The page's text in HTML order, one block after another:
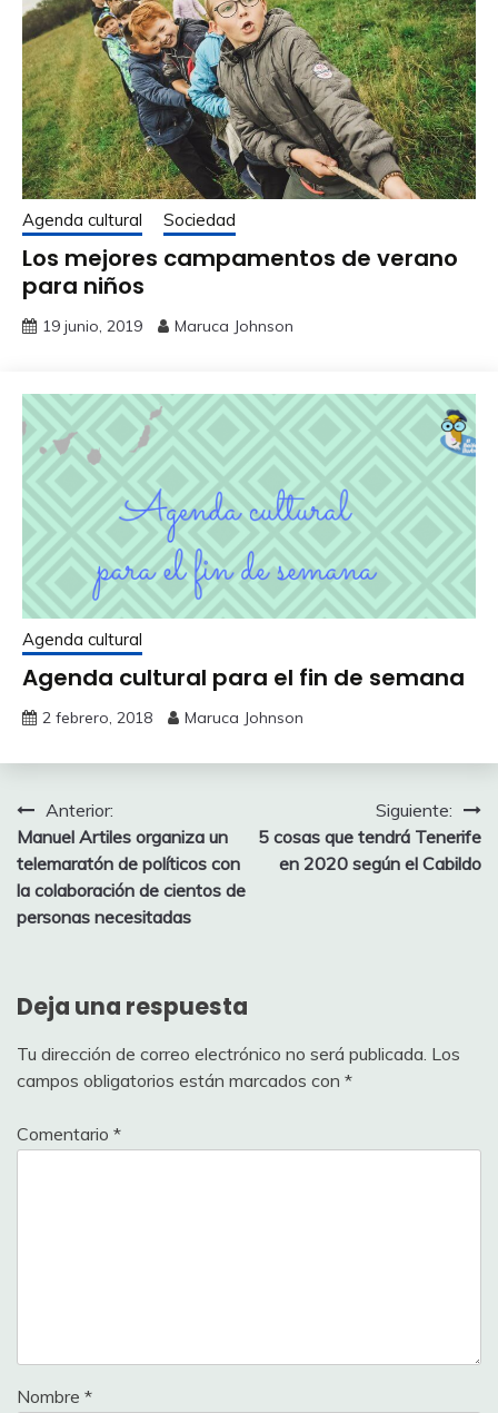
Agenda cultural Sociedad
Los mejores campamentos de verano
para niños
19 junio, 2019 Maruca Johnson
Agenda cultural
Agenda cultural para el fin de semana
2 febrero, 2018 Maruca Johnson
Navegación
de
entradas
Anterior:
Manuel Artiles organiza un
telemaratón de políticos con
la colaboración de cientos de
personas necesitadas
Siguiente:
5 cosas que tendrá Tenerife
en 2020 según el Cabildo
Deja una respuesta
Tu dirección de correo electrónico no será publicada. Los
campos obligatorios están marcados con *
Comentario *
Nombre *